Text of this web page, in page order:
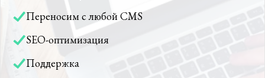
Переносим с любой CMS
SEO-оптимизация
Поддержка